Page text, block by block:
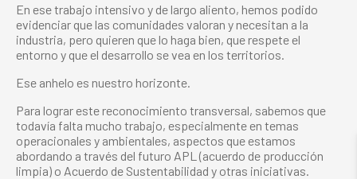
En ese trabajo intensivo y de largo aliento, hemos podido
evidenciar que las comunidades valoran y necesitan a la
industria, pero quieren que lo haga bien, que respete el
entorno y que el desarrollo se vea en los territorios.
Ese anhelo es nuestro horizonte.
Para lograr este reconocimiento transversal, sabemos que
todavía falta mucho trabajo, especialmente en temas
operacionales y ambientales, aspectos que estamos
abordando a través del futuro APL (acuerdo de producción
limpia) o Acuerdo de Sustentabilidad y otras iniciativas.